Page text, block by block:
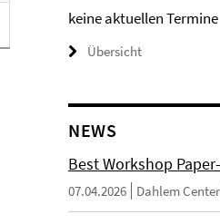
keine aktuellen Termine
Übersicht
NEWS
Best Workshop
07.04.2026 Dahlem